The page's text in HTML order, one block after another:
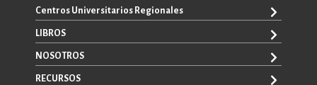
+52 33 3640 4595
ventas@editorial.udg.mx
WhatsApp: +52 33 1433 6869
CUAAD
CUCEA
CUCBA
CUCEI
Centros Universitarios Regionales
CUALTOS
CUCHAPALA
LIBROS
TODOS LOS LIBROS
E-BOOKS
NOSOTROS
SOBRE NOSOTROS
RECURSOS